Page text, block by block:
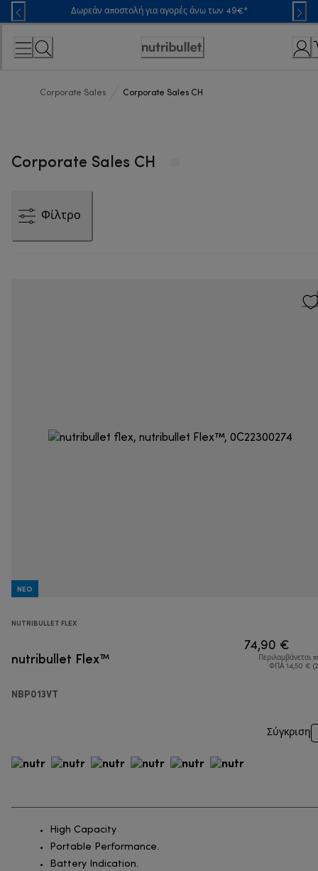
Skip
to
Content
Δωρεάν αποστολή για αγορές άνω των 49€*
Accessibility
Corporate Sales Corporate Sales CH
Corporate Sales CH
Φίλτρο
NEO
NUTRIBULLET FLEX
nutribullet Flex™
NBP013VT
74,90 €
Περιλαμβάνεται
ΦΠΑ 14,50 €
Σύγκριση
High Capacity
Portable Performance.
Battery Indication.